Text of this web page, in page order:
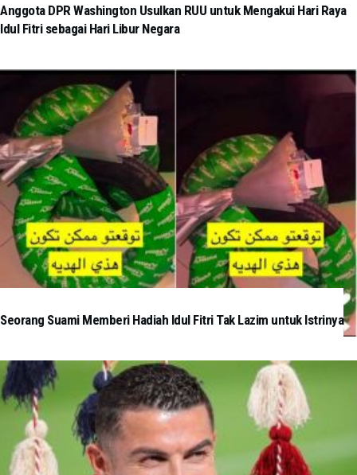
Anggota DPR Washington Usulkan RUU untuk Mengakui Hari Raya
Idul Fitri sebagai Hari Libur Negara
Seorang Suami Memberi Hadiah Idul Fitri Tak Lazim untuk Istrinya